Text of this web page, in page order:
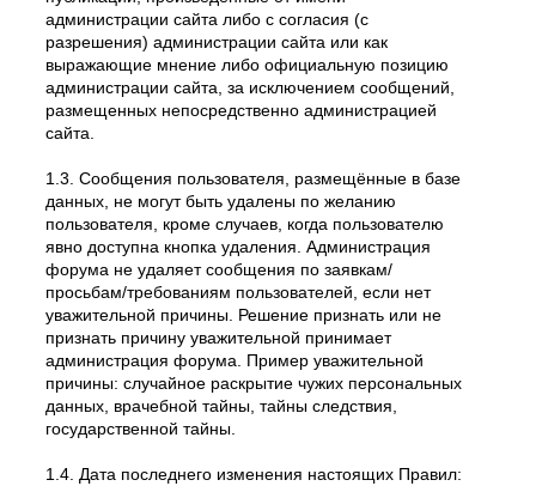
администрации сайта либо с согласия (с
разрешения) администрации сайта или как
выражающие мнение либо официальную позицию
администрации сайта, за исключением сообщений,
размещенных непосредственно администрацией
сайта.
1.3. Сообщения пользователя, размещённые в базе
данных, не могут быть удалены по желанию
пользователя, кроме случаев, когда пользователю
явно доступна кнопка удаления. Администрация
форума не удаляет сообщения по заявкам/
просьбам/требованиям пользователей, если нет
уважительной причины. Решение признать или не
признать причину уважительной принимает
администрация форума. Пример уважительной
причины: случайное раскрытие чужих персональных
данных, врачебной тайны, тайны следствия,
государственной тайны.
1.4. Дата последнего изменения настоящих Правил: